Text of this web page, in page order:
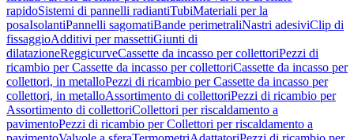
rapidoSistemi di pannelli radiantiTubiMateriali per la
posaIsolantiPannelli sagomatiBande perimetraliNastri adesiviClip di
fissaggioAdditivi per massettiGiunti di
dilatazioneReggicurveCassette da incasso per collettoriPezzi di
ricambio per Cassette da incasso per collettoriCassette da incasso per
collettori, in metalloPezzi di ricambio per Cassette da incasso per
collettori, in metalloAssortimento di collettoriPezzi di ricambio per
Assortimento di collettoriCollettori per riscaldamento a
pavimentoPezzi di ricambio per Collettori per riscaldamento a